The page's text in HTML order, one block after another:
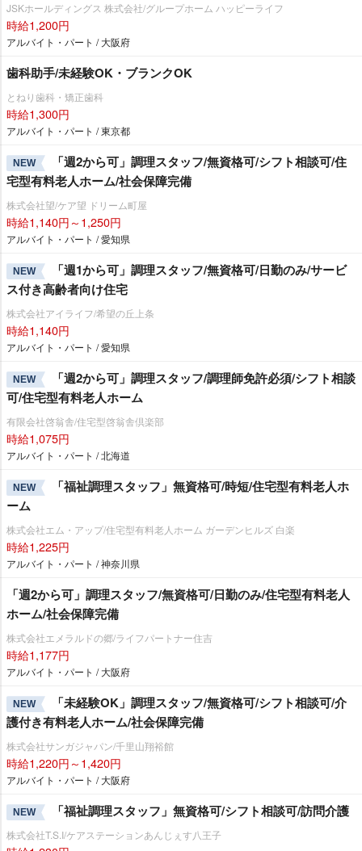
JSKホールディングス 株式会社/グループホーム ハッピーライフ
時給1,200円
アルバイト・パート / 大阪府
歯科助手/未経験OK・ブランクOK
とねり歯科・矯正歯科
時給1,300円
アルバイト・パート / 東京都
NEW
「週2から可」調理スタッフ/無資格可/シフト相談可/住
宅型有料老人ホーム/社会保障完備
株式会社望/ケア望 ドリーム町屋
時給1,140円～1,250円
アルバイト・パート / 愛知県
NEW
「週1から可」調理スタッフ/無資格可/日勤のみ/サービ
ス付き高齢者向け住宅
株式会社アイライフ/希望の丘上条
時給1,140円
アルバイト・パート / 愛知県
NEW
「週2から可」調理スタッフ/調理師免許必須/シフト相談
可/住宅型有料老人ホーム
有限会社啓翁舎/住宅型啓翁舎倶楽部
時給1,075円
アルバイト・パート / 北海道
NEW
「福祉調理スタッフ」無資格可/時短/住宅型有料老人ホ
ーム
株式会社エム・アップ/住宅型有料老人ホーム ガーデンヒルズ 白楽
時給1,225円
アルバイト・パート / 神奈川県
「週2から可」調理スタッフ/無資格可/日勤のみ/住宅型有料老人
ホーム/社会保障完備
株式会社エメラルドの郷/ライフパートナー住吉
時給1,177円
アルバイト・パート / 大阪府
NEW
「未経験OK」調理スタッフ/無資格可/シフト相談可/介
護付き有料老人ホーム/社会保障完備
株式会社サンガジャパン/千里山翔裕館
時給1,220円～1,420円
アルバイト・パート / 大阪府
NEW 「福祉調理スタッフ」無資格可/シフト相談可/訪問介護
株式会社T.S.I/ケアステーションあんじぇす八王子